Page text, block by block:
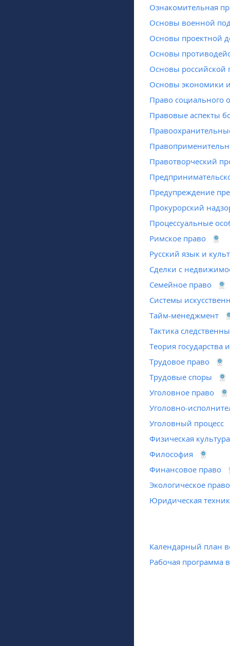
Ознакомительная
Основы военной
Основы проектной
Основы
Основы российской
Основы экономики
Право социального
Правовые аспекты
Правотворческий
Предупреждение
Прокурорский
Процессуальные
Римское право
Русский язык и
Сделки с
Семейное право
Системы
Тайм-менеджмент
Тактика
Теория государства
Трудовое право
Трудовые споры
Уголовное право
Уголовно-
Уголовный процесс
Физическая
Философия
Финансовое право
Экологическое
Юридическая
Календарный план
Рабочая программа